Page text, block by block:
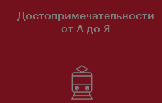
Достопримечательности
от А до Я